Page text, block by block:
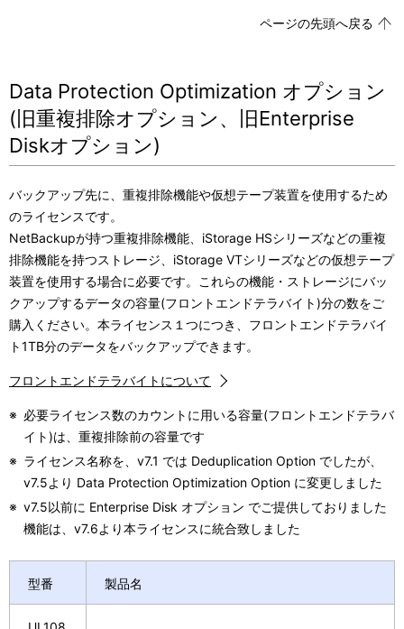
ページの先頭へ戻る
Data Protection Optimization オプション
(旧重複排除オプション、旧Enterprise
Diskオプション)
バックアップ先に、重複排除機能や仮想テープ装置を使用するため
のライセンスです。
NetBackupが持つ重複排除機能、iStorage HSシリーズなどの重複
排除機能を持つストレージ、iStorage VTシリーズなどの仮想テープ
装置を使用する場合に必要です。これらの機能・ストレージにバッ
クアップするデータの容量(フロントエンドテラバイト)分の数をご
購入ください。本ライセンス１つにつき、フロントエンドテラバイ
ト1TB分のデータをバックアップできます。
フロントエンドテラバイトについて
※ 必要ライセンス数のカウントに用いる容量(フロントエンドテラバ
イト)は、重複排除前の容量です
※ ライセンス名称を、v7.1 では Deduplication Option でしたが、
v7.5より Data Protection Optimization Option に変更しました
※ v7.5以前に Enterprise Disk オプション でご提供しておりました
機能は、v7.6より本ライセンスに統合致しました
型番 製品名